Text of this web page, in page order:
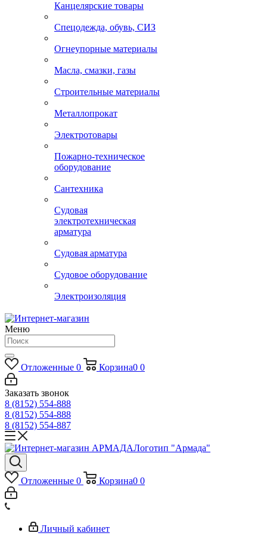
Канцелярские товары
Спецодежда, обувь, СИЗ
Огнеупорные материалы
Масла, смазки, газы
Строительные материалы
Металлопрокат
Электротовары
Пожарно-техническое
оборудование
Сантехника
Судовая
электротехническая
арматура
Судовая арматура
Судовое оборудование
Электроизоляция
Меню
Отложенные 0 Корзина0 0
Заказать звонок
8 (8152) 554-888
8 (8152) 554-888
8 (8152) 554-887
Логотип "Армада"
Отложенные 0 Корзина0 0
Личный кабинет